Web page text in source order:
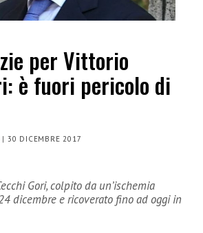
per Vittorio
è fuori pericolo di
| 30 DICEMBRE 2017
Gori, colpito da un’ischemia
dicembre e ricoverato fino ad oggi in